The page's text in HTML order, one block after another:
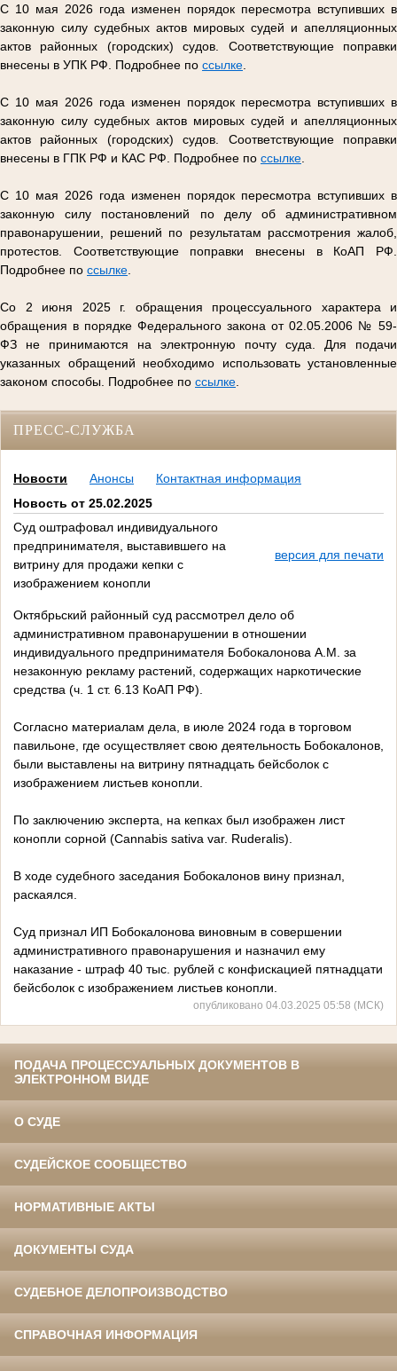
С 10 мая 2026 года изменен порядок пересмотра вступивших в
законную силу судебных актов мировых судей и апелляционных
актов районных (городских) судов. Соответствующие поправки
внесены в УПК РФ. Подробнее по ссылке
С 10 мая 2026 года изменен порядок пересмотра вступивших в
законную силу судебных актов мировых судей и апелляционных
актов районных (городских) судов. Соответствующие поправки
внесены в ГПК РФ и КАС РФ. Подробнее по ссылке
С 10 мая 2026 года изменен порядок пересмотра вступивших в
законную силу постановлений по делу об административном
правонарушении, решений по результатам рассмотрения жалоб,
протестов. Соответствующие поправки внесены в КоАП РФ.
Подробнее по ссылке
Со 2 июня 2025 г. обращения процессуального характера и
обращения в порядке Федерального закона от 02.05.2006 № 59-
ФЗ не принимаются на электронную почту суда. Для подачи
указанных обращений необходимо использовать установленные
законом способы. Подробнее по ссылке
ПРЕСС-СЛУЖБА
Новости Анонсы
Контактная информация
Новость от 25.02.2025
Суд оштрафовал индивидуального
предпринимателя, выставившего на
витрину для продажи кепки с
изображением конопли
версия для печати
Октябрьский районный суд рассмотрел дело об
административном правонарушении в отношении
индивидуального предпринимателя Бобокалонова А.М. за
незаконную рекламу растений, содержащих наркотические
средства (ч. 1 ст. 6.13 КоАП РФ).
Согласно материалам дела, в июле 2024 года в торговом
павильоне, где осуществляет свою деятельность Бобокалонов,
были выставлены на витрину пятнадцать бейсболок с
изображением листьев конопли.
По заключению эксперта, на кепках был изображен лист
конопли сорной (Cannabis sativa var. Ruderalis).
В ходе судебного заседания Бобокалонов вину признал,
раскаялся.
Суд признал ИП Бобокалонова виновным в совершении
административного правонарушения и назначил ему
наказание - штраф 40 тыс. рублей с конфискацией пятнадцати
бейсболок с изображением листьев конопли.
опубликовано 04.03.2025 05:58 (МСК)
ПОДАЧА ПРОЦЕССУАЛЬНЫХ ДОКУМЕНТОВ В
ЭЛЕКТРОННОМ ВИДЕ
О СУДЕ
СУДЕЙСКОЕ СООБЩЕСТВО
НОРМАТИВНЫЕ АКТЫ
ДОКУМЕНТЫ СУДА
СУДЕБНОЕ ДЕЛОПРОИЗВОДСТВО
СПРАВОЧНАЯ ИНФОРМАЦИЯ